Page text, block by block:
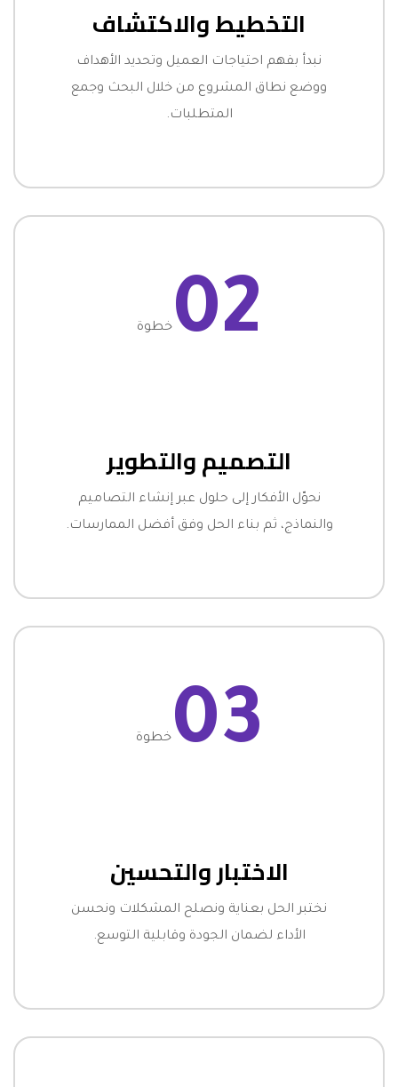
التخطيط والاكتشاف
نبدأ بفهم احتياجات العميل وتحديد الأهداف
ووضع نطاق المشروع من خلال البحث وجمع
المتطلبات.
02 خطوة
التصميم والتطوير
نحوّل الأفكار إلى حلول عبر إنشاء التصاميم
والنماذج، ثم بناء الحل وفق أفضل الممارسات.
03خطوة
الاختبار والتحسين
نختبر الحل بعناية ونصلح المشكلات ونحسن
الأداء لضمان الجودة وقابلية التوسع.